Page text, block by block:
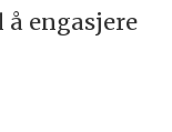
engasjere